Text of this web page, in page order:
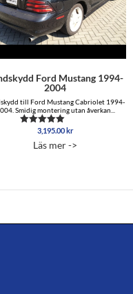
Ford Mustang 1994-
2004
till Ford Mustang Cabriolet 1994-
Smidig montering utan åverkan...
Betygsatt
av 5
3,195.00 kr
Läs mer ->